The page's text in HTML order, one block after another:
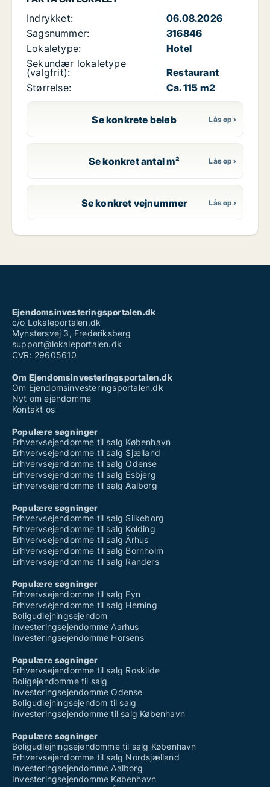
Indrykket:
06.08.2026
Sagsnummer:
316846
Lokaletype:
Hotel
Sekundær lokaletype
(valgfrit):
Restaurant
Størrelse:
Ca. 115 m2
Se konkrete beløb
Se konkret antal m²
Se konkret vejnummer
Ejendomsinvesteringsportalen.dk
c/o Lokaleportalen.dk
Mynstersvej 3, Frederiksberg
support@lokaleportalen.dk
CVR: 29605610
Om Ejendomsinvesteringsportalen.dk
Om Ejendomsinvesteringsportalen.dk
Nyt om ejendomme
Kontakt os
Populære søgninger
Erhvervsejendomme til salg København
Erhvervsejendomme til salg Sjælland
Erhvervsejendomme til salg Odense
Erhvervsejendomme til salg Esbjerg
Erhvervsejendomme til salg Aalborg
Populære søgninger
Erhvervsejendomme til salg Silkeborg
Erhvervsejendomme til salg Kolding
Erhvervsejendomme til salg Århus
Erhvervsejendomme til salg Bornholm
Erhvervsejendomme til salg Randers
Populære søgninger
Erhvervsejendomme til salg Fyn
Erhvervsejendomme til salg Herning
Boligudlejningsejendom
Investeringsejendomme Aarhus
Investeringsejendomme Horsens
Populære søgninger
Erhvervsejendomme til salg Roskilde
Boligejendomme til salg
Investeringsejendomme Odense
Boligudlejningsejendom til salg
Investeringsejendomme til salg København
Populære søgninger
Boligudlejningsejendomme til salg København
Erhvervsejendomme til salg Nordsjælland
Investeringsejendomme Aalborg
Investeringsejendomme København